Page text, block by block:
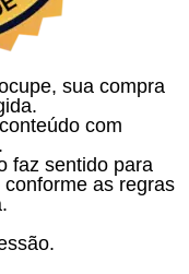
sua compra
com
faz sentido para
as regras